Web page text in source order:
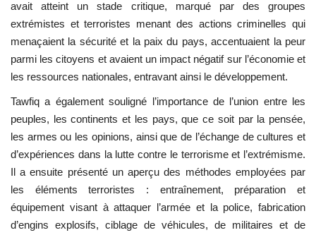
opportunités
Language
English Swahili español
French Arabic
avait atteint un stade critique, marqué par des groupes
extrémistes et terroristes menant des actions criminelles qui
menaçaient la sécurité et la paix du pays, accentuaient la peur
parmi les citoyens et avaient un impact négatif sur l’économie et
les ressources nationales, entravant ainsi le développement.
Tawfiq a également souligné l’importance de l’union entre les
peuples, les continents et les pays, que ce soit par la pensée,
les armes ou les opinions, ainsi que de l’échange de cultures et
d’expériences dans la lutte contre le terrorisme et l’extrémisme.
Il a ensuite présenté un aperçu des méthodes employées par
les éléments terroristes : entraînement, préparation et
équipement visant à attaquer l’armée et la police, fabrication
d’engins explosifs, ciblage de véhicules, de militaires et de